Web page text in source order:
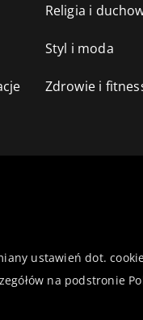
Religia i
Styl i moda
Zdrowie i
ustawień dot.
na podstronie